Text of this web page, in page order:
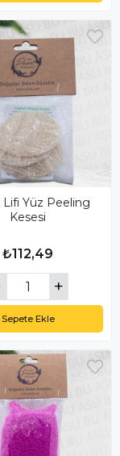
Lifi Yüz Peeling
Kesesi
₺112,49
Sepete Ekle